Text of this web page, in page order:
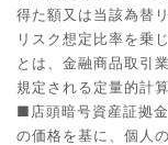
得た額又は当該為替
リスク想定比率を乗
とは、金融商品取引
規定される定量的計
■店頭暗号資産証拠
の価格を基に、個人